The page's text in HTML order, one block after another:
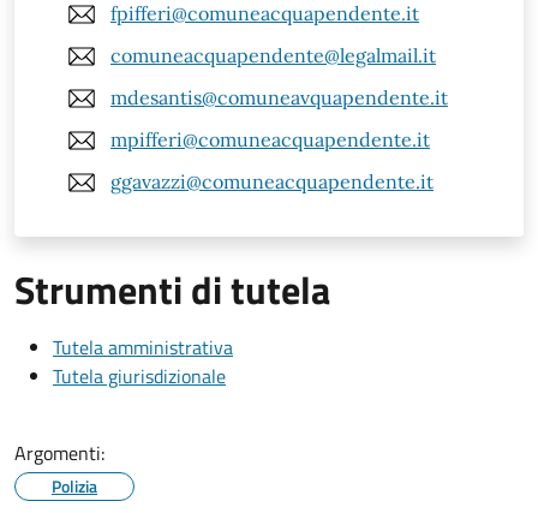
fpifferi@comuneacquapendente.it
comuneacquapendente@legalmail.it
mdesantis@comuneavquapendente.it
mpifferi@comuneacquapendente.it
ggavazzi@comuneacquapendente.it
Strumenti di tutela
Tutela amministrativa
Tutela giurisdizionale
Argomenti:
Polizia